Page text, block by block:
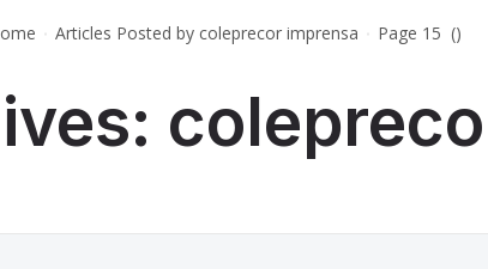
Articles Posted by coleprecor imprensa (
Page 15 )